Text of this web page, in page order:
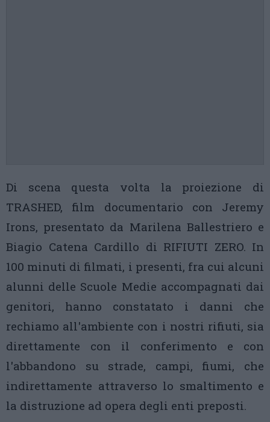
Di scena questa volta la proiezione di
TRASHED, film documentario con Jeremy
Irons, presentato da Marilena Ballestriero e
Biagio Catena Cardillo di RIFIUTI ZERO. In
100 minuti di filmati, i presenti, fra cui alcuni
alunni delle Scuole Medie accompagnati dai
genitori, hanno constatato i danni che
rechiamo all'ambiente con i nostri rifiuti, sia
direttamente con il conferimento e con
l'abbandono su strade, campi, fiumi, che
indirettamente attraverso lo smaltimento e
la distruzione ad opera degli enti preposti.